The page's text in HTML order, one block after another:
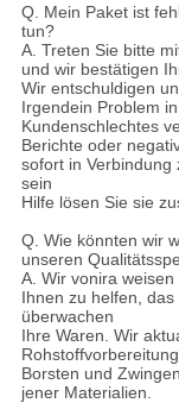
Q. Mein Paket ist
tun?
A. Treten Sie bitte
und wir bestätigen
Wir entschuldigen
Irgendein Problem
Kundenschlechtes
Berichte oder
sofort in Verbindung
sein
Hilfe lösen Sie sie
Q. Wie könnten wir
unseren
A. Wir vonira
Ihnen zu helfen,
überwachen
Ihre Waren. Wir
Borsten und
jener Materialien.